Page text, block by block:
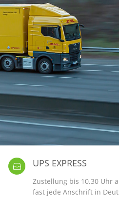
UPS EXPRESS
Zustellung bis 10.30 Uhr
fast jede Anschrift in